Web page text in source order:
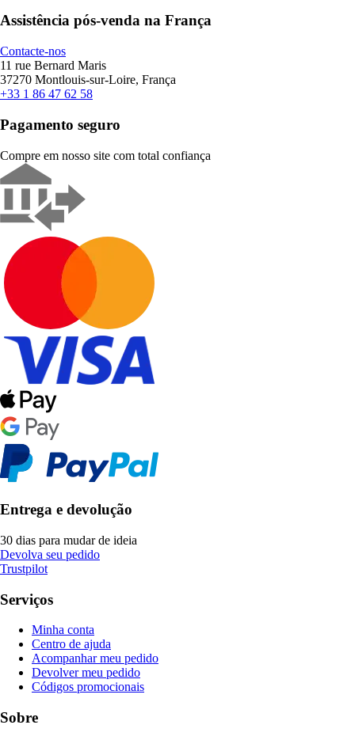
Assistência pós-venda na França
Contacte-nos
11 rue Bernard Maris
37270 Montlouis-sur-Loire, França
+33 1 86 47 62 58
Pagamento seguro
Compre em nosso site com total confiança
Entrega e devolução
30 dias para mudar de ideia
Devolva seu pedido
Trustpilot
Serviços
Minha conta
Centro de ajuda
Acompanhar meu pedido
Devolver meu pedido
Códigos promocionais
Sobre